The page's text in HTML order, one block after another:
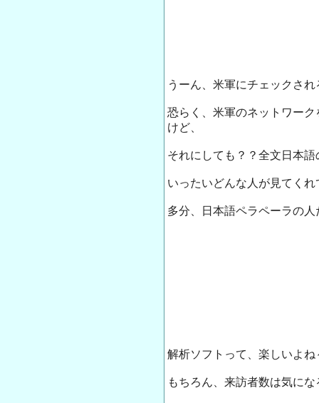
うーん、米軍にチェックさ
恐らく、米軍のネットワー
けど、
それにしても？？全文日本
いったいどんな人が見てく
多分、日本語ペラペーラの人
解析ソフトって、楽しいよね
もちろん、来訪者数は気に